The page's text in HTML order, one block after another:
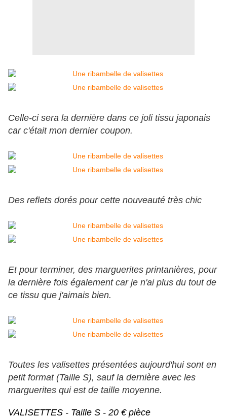
Celle-ci sera la dernière dans ce joli tissu japonais
car c'était mon dernier coupon.
Des reflets dorés pour cette nouveauté très chic
Et pour terminer, des marguerites printanières, pour
la dernière fois également car je n'ai plus du tout de
ce tissu que j'aimais bien.
Toutes les valisettes présentées aujourd'hui sont en
petit format (Taille S), sauf la dernière avec les
marguerites qui est de taille moyenne.
VALISETTES - Taille S - 20 € pièce